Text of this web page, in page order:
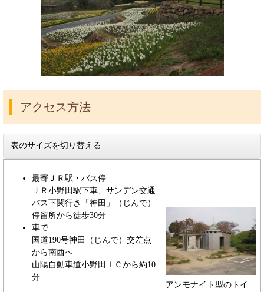
アクセス方法
表のサイズを切り替える
最寄ＪＲ駅・バス停
ＪＲ小野田駅下車、サンデン交通
バス下関行き「神田」（じんで）
停留所から徒歩30分
車で
国道190号神田（じんで）交差点
から南西へ
山陽自動車道小野田ＩＣから約10
分
アンモナイト型のトイ